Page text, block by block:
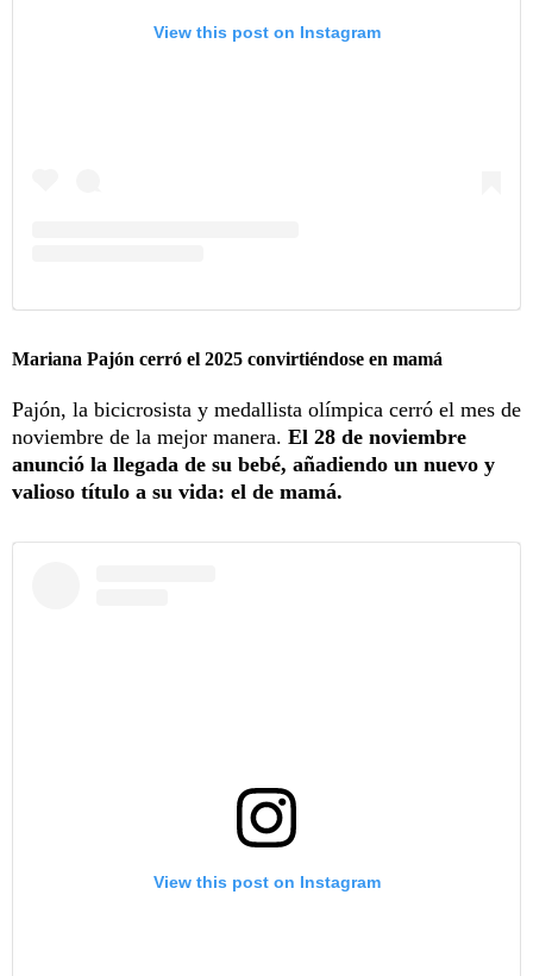
View this post on Instagram
Mariana Pajón cerró el 2025 convirtiéndose en mamá
Pajón, la bicicrosista y medallista olímpica cerró el mes de
noviembre de la mejor manera. El 28 de noviembre
anunció la llegada de su bebé, añadiendo un nuevo y
valioso título a su vida: el de mamá.
View this post on Instagram